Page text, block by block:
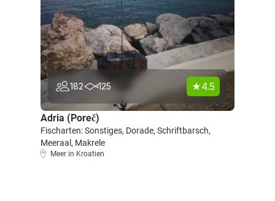
182 125 4.5
Adria (Poreč)
Fischarten: Sonstiges, Dorade, Schriftbarsch,
Meeraal, Makrele
Meer in Kroatien